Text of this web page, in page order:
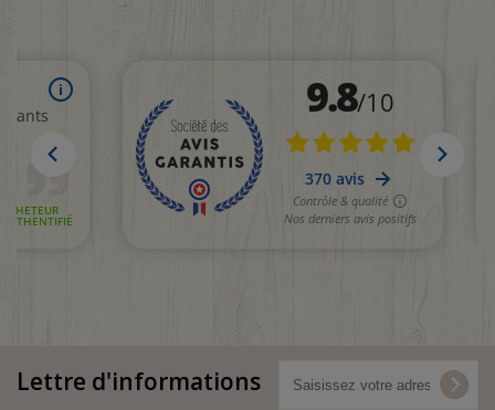
Lettre d'informations